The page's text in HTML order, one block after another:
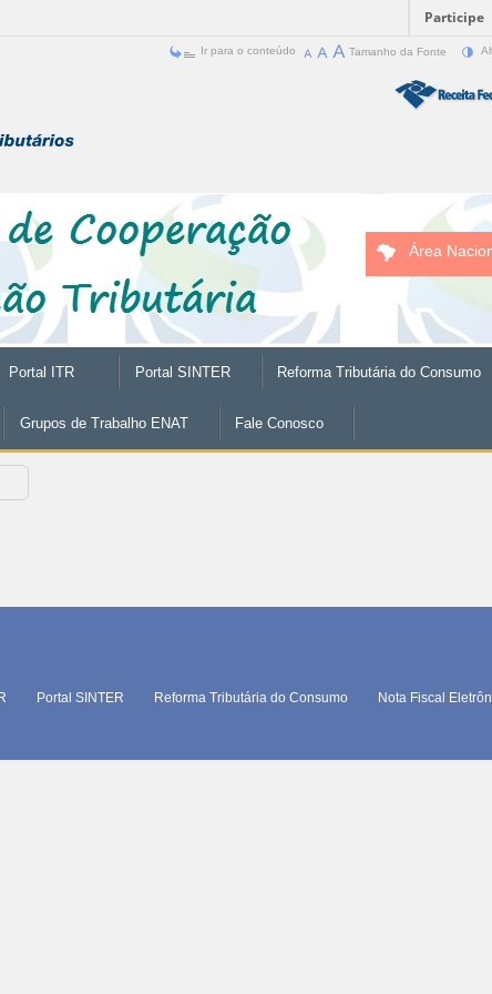
Participe
Ir para o conteúdo Tamanho da Fonte
Área
Portal ITR Portal SINTER Reforma Tributária do Consumo
Grupos de Trabalho ENAT Fale Conosco
Portal SINTER Reforma Tributária do Consumo Nota Fiscal